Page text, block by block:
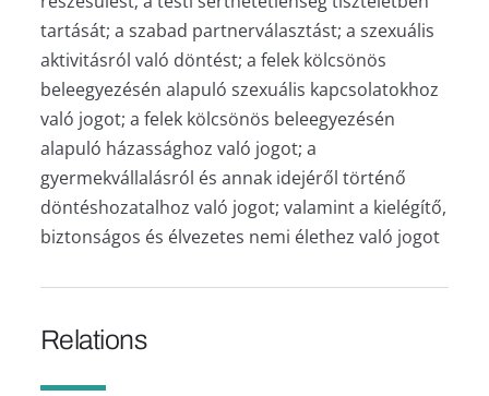
tartását; a szabad partnerválasztást; a szexuális
aktivitásról való döntést; a felek kölcsönös
beleegyezésén alapuló szexuális kapcsolatokhoz
való jogot; a felek kölcsönös beleegyezésén
alapuló házassághoz való jogot; a
gyermekvállalásról és annak idejéről történő
döntéshozatalhoz való jogot; valamint a kielégítő,
biztonságos és élvezetes nemi élethez való jogot
Relations